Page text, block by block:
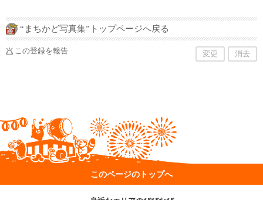
“まちかど写真集”トップページへ戻る
この登録を報告 変更 消去
このページのトップへ